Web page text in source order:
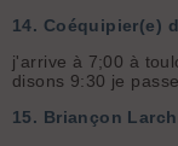
14. Coéquipier(e)
j'arrive à 7;00 à
disons 9:30 je
15. Briançon